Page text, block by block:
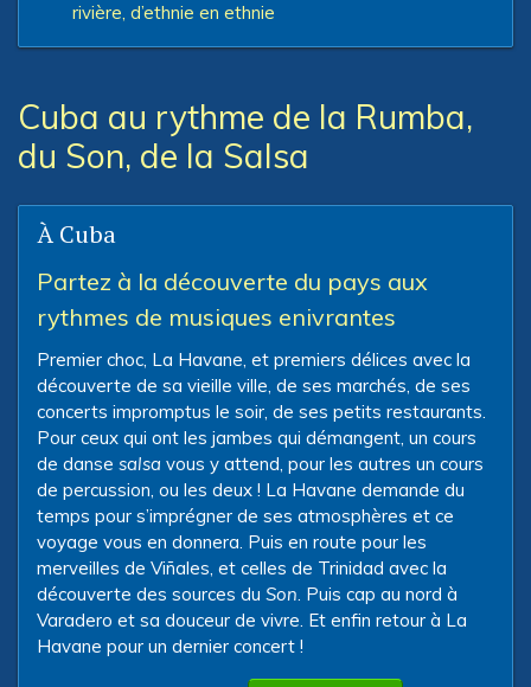
rivière, d’ethnie en ethnie
Cuba au rythme de la Rumba,
du Son, de la Salsa
À Cuba
Partez à la découverte du pays aux
rythmes de musiques enivrantes
Premier choc, La Havane, et premiers délices avec la
découverte de sa vieille ville, de ses marchés, de ses
concerts impromptus le soir, de ses petits restaurants.
Pour ceux qui ont les jambes qui démangent, un cours
de danse salsa vous y attend, pour les autres un cours
de percussion, ou les deux ! La Havane demande du
temps pour s’imprégner de ses atmosphères et ce
voyage vous en donnera. Puis en route pour les
merveilles de Viñales, et celles de Trinidad avec la
découverte des sources du Son. Puis cap au nord à
Varadero et sa douceur de vivre. Et enfin retour à La
Havane pour un dernier concert !